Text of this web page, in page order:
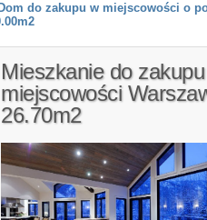
navigation
Dom do zakupu w miejscowości o
Mieszkanie do
miejscowości
26.70m2